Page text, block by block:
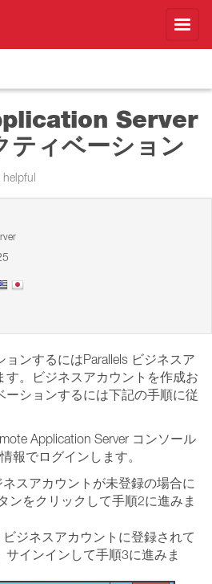
Server
ティベーション
ンするにはParallels ビジネスア
す。ビジネスアカウントを作成お
ーションするには下記の手順に従
Application Server コンソール
報でログインします。
ネスアカウントが未登録の場合に
ンをクリックして手順2に進みま
ビジネスアカウントに登録されて
サインインして手順3に進みま